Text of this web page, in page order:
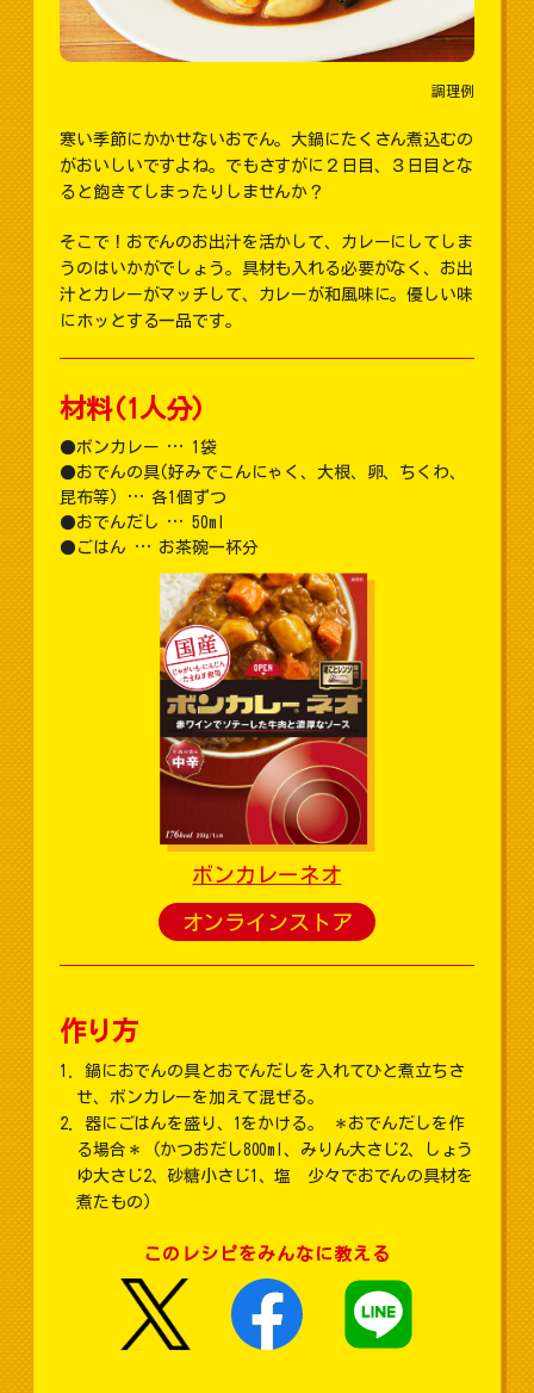
調理例
寒い季節にかかせないおでん。大鍋にたくさん煮込むの
がおいしいですよね。でもさすがに２日目、３日目とな
ると飽きてしまったりしませんか？
そこで！おでんのお出汁を活かして、カレーにしてしま
うのはいかがでしょう。具材も入れる必要がなく、お出
汁とカレーがマッチして、カレーが和風味に。優しい味
にホッとする一品です。
材料(1人分)
ボンカレー … 1袋
おでんの具(好みでこんにゃく、大根、卵、ちくわ、
昆布等) … 各1個ずつ
おでんだし … 50ml
ごはん … お茶碗一杯分
ボンカレーネオ
オンラインストア
作り方
鍋におでんの具とおでんだしを入れてひと煮立ちさ
せ、ボンカレーを加えて混ぜる。
器にごはんを盛り、1をかける。 ＊おでんだしを作
る場合＊ (かつおだし800ml、みりん大さじ2、しょう
ゆ大さじ2、砂糖小さじ1、塩 少々でおでんの具材を
煮たもの)
このレシピをみんなに教える